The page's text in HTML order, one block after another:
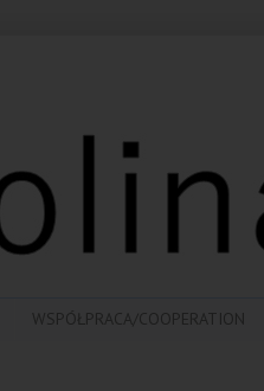
WSPÓŁPRACA/COOPERATION